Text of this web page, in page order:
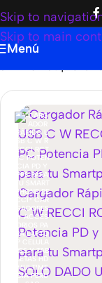
Skip to
Skip to main
Menú
P02C: